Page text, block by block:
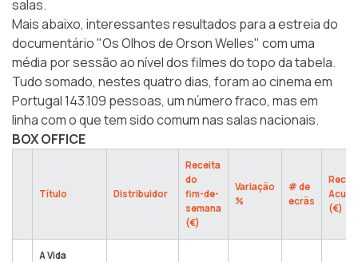
salas.
Mais abaixo, interessantes resultados para a estreia do
documentário "Os Olhos de Orson Welles" com uma
média por sessão ao nível dos filmes do topo da tabela.
Tudo somado, nestes quatro dias, foram ao cinema em
Portugal 143.109 pessoas, um número fraco, mas em
linha com o que tem sido comum nas salas nacionais.
BOX OFFICE
Título Distribuidor
Receita
do
fim-de-
semana
(€)
Variação
%
# de
ecrãs
(€)
A Vida